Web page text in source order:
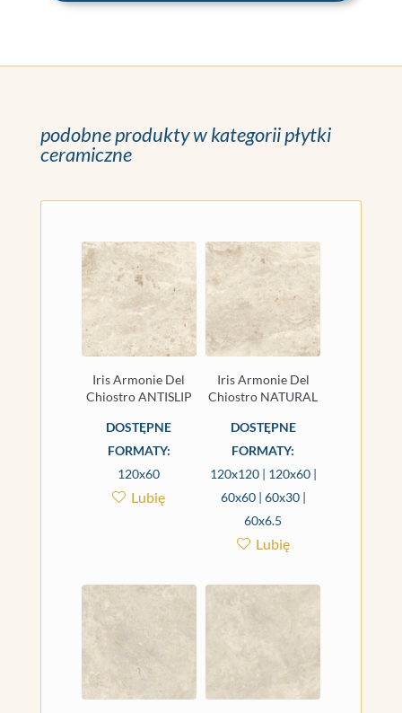
podobne produkty w kategorii płytki
ceramiczne
Iris Armonie Del
Chiostro ANTISLIP
DOSTĘPNE
FORMATY:
120x60
Lubię
Iris Armonie Del
Chiostro NATURAL
DOSTĘPNE
FORMATY:
120x120 | 120x60 |
60x60 | 60x30 |
60x6.5
Lubię